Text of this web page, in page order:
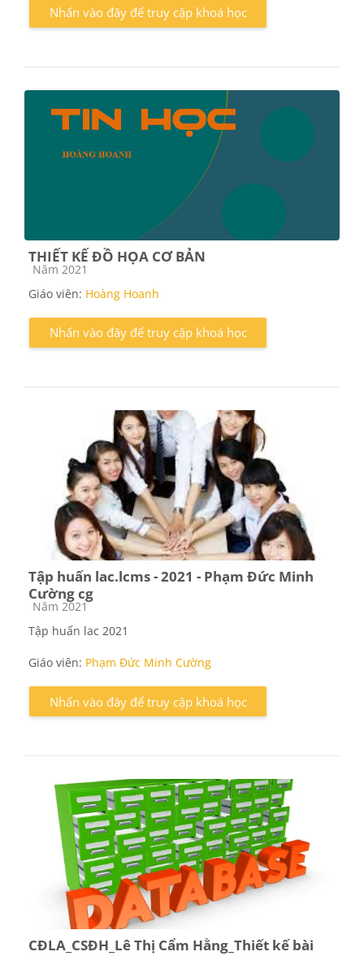
Nhấn vào đây để truy cập khoá học
THIẾT KẾ ĐỒ HỌA CƠ BẢN
Các loại khóa học
Năm 2021
Giáo viên: Hoàng Hoanh
Nhấn vào đây để truy cập khoá học
Tập huấn lac.lcms - 2021 - Phạm Đức Minh
Cường cg
Các loại khóa học
Năm 2021
Tập huấn lac 2021
Giáo viên: Phạm Đức Minh Cường
Nhấn vào đây để truy cập khoá học
CĐLA_CSĐH_Lê Thị Cẩm Hằng_Thiết kế bài